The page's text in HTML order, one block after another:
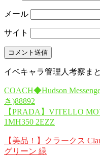
メール
サイト
イベキャラ管理人考察ま
COACH◆Hudson
き)88892
【PRADA】VITELLO
1MH350 2EZZ
【美品！】クラークス
グリーン 緑